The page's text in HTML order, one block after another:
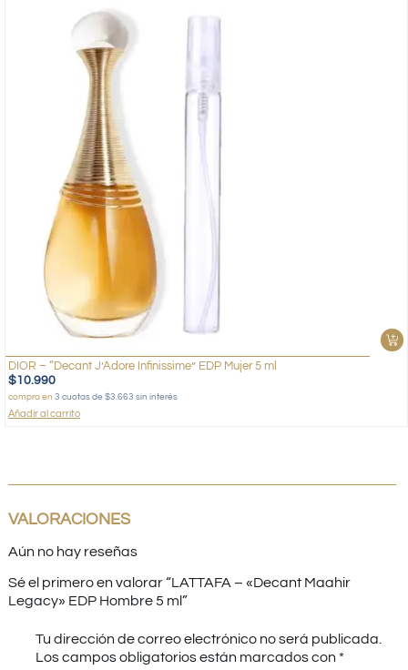
DIOR – “Decant J’Adore Infinissime” EDP Mujer 5 ml
$10.990
compra en 3 cuotas de $3.663 sin interés
Añadir al carrito
VALORACIONES
Aún no hay reseñas
Sé el primero en valorar “LATTAFA – «Decant Maahir
Legacy» EDP Hombre 5 ml”
Tu dirección de correo electrónico no será publicada.
Los campos obligatorios están marcados con *